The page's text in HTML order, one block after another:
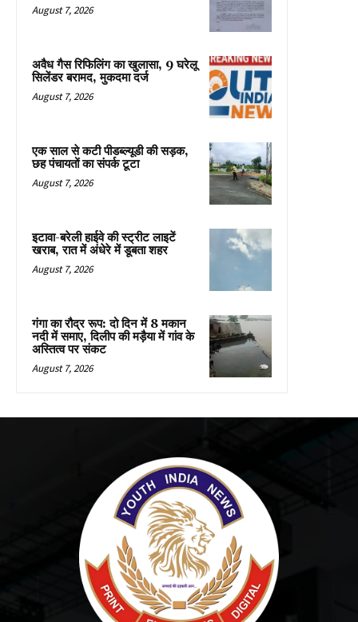
August 7, 2026
अवैध गैस रिफिलिंग का खुलासा, 9 घरेलू
सिलेंडर बरामद, मुकदमा दर्ज
August 7, 2026
एक साल से कटी पीडब्ल्यूडी की सड़क,
छह पंचायतों का संपर्क टूटा
August 7, 2026
इटावा-बरेली हाईवे की स्ट्रीट लाइटें
खराब, रात में अंधेरे में डूबता शहर
August 7, 2026
गंगा का रौद्र रूप: दो दिन में 8 मकान
नदी में समाए, दिलीप की मड़ैया में गांव के
अस्तित्व पर संकट
August 7, 2026